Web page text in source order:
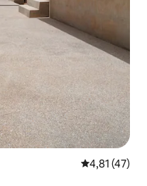
4,81 de uma
4,81 (47)